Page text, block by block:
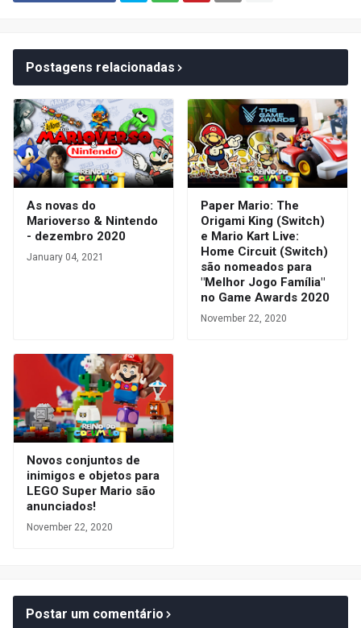
Postagens relacionadas
As novas do
Marioverso & Nintendo
- dezembro 2020
January 04, 2021
Paper Mario: The
Origami King (Switch)
e Mario Kart Live:
Home Circuit (Switch)
são nomeados para
"Melhor Jogo Família"
no Game Awards 2020
November 22, 2020
Novos conjuntos de
inimigos e objetos para
LEGO Super Mario são
anunciados!
November 22, 2020
Postar um comentário